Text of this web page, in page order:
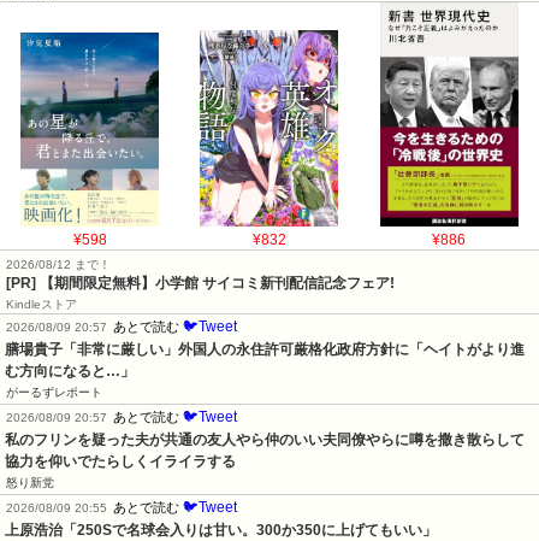
¥598 ¥832 ¥886
2026/08/12 まで！
[PR] 【期間限定無料】小学館 サイコミ新刊配信記念フェア!
Kindleストア
2026/08/09 20:57
あとで読む 🐦Tweet
膳場貴子「非常に厳しい」外国人の永住許可厳格化政府方針に「ヘイトがより進
む方向になると…」
がーるずレポート
2026/08/09 20:57
あとで読む 🐦Tweet
私のフリンを疑った夫が共通の友人やら仲のいい夫同僚やらに噂を撒き散らして
協力を仰いでたらしくイライラする
怒り新党
2026/08/09 20:55
あとで読む 🐦Tweet
上原浩治「250Sで名球会入りは甘い。300か350に上げてもいい」